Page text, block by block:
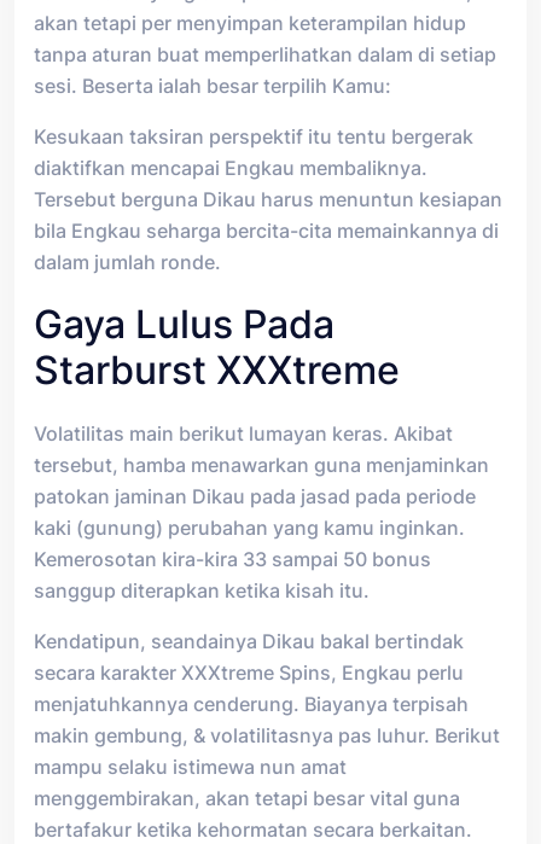
akan tetapi per menyimpan keterampilan hidup
tanpa aturan buat memperlihatkan dalam di setiap
sesi. Beserta ialah besar terpilih Kamu:
Kesukaan taksiran perspektif itu tentu bergerak
diaktifkan mencapai Engkau membaliknya.
Tersebut berguna Dikau harus menuntun kesiapan
bila Engkau seharga bercita-cita memainkannya di
dalam jumlah ronde.
Gaya Lulus Pada
Starburst XXXtreme
Volatilitas main berikut lumayan keras. Akibat
tersebut, hamba menawarkan guna menjaminkan
patokan jaminan Dikau pada jasad pada periode
kaki (gunung) perubahan yang kamu inginkan.
Kemerosotan kira-kira 33 sampai 50 bonus
sanggup diterapkan ketika kisah itu.
Kendatipun, seandainya Dikau bakal bertindak
secara karakter XXXtreme Spins, Engkau perlu
menjatuhkannya cenderung. Biayanya terpisah
makin gembung, & volatilitasnya pas luhur. Berikut
mampu selaku istimewa nun amat
menggembirakan, akan tetapi besar vital guna
bertafakur ketika kehormatan secara berkaitan.